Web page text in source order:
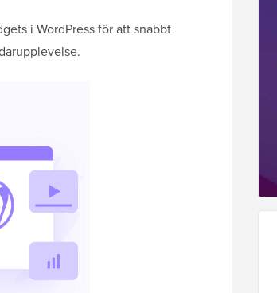
i WordPress för att snabbt